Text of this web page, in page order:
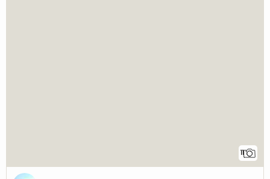
11